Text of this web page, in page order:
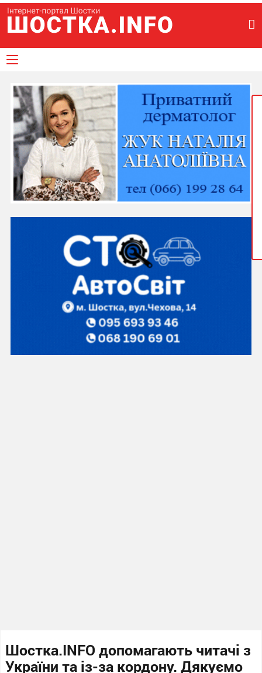
Шостка.INFO допомагають читачі з
України та із-за кордону. Дякуємо